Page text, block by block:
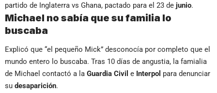
partido de Inglaterra vs Ghana, pactado para el 23 de junio.
Michael no sabía que su familia lo
buscaba
Explicó que “el pequeño Mick” desconocía por completo que el
mundo entero lo buscaba. Tras 10 días de angustia, la famialia
de Michael contactó a la Guardia Civil e Interpol para denunciar
su desaparición.